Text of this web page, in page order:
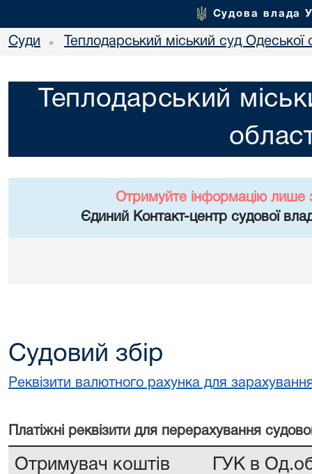
Судова влада
Суди • Теплодарський міський суд Одеської
Теплодарський
Отримуйте інформацію лише
Єдиний Контакт-центр судової
Судовий збір
Реквізити валютного рахунка для
Платiжнi реквiзити для перерахування
Отримувач коштів ГУК в